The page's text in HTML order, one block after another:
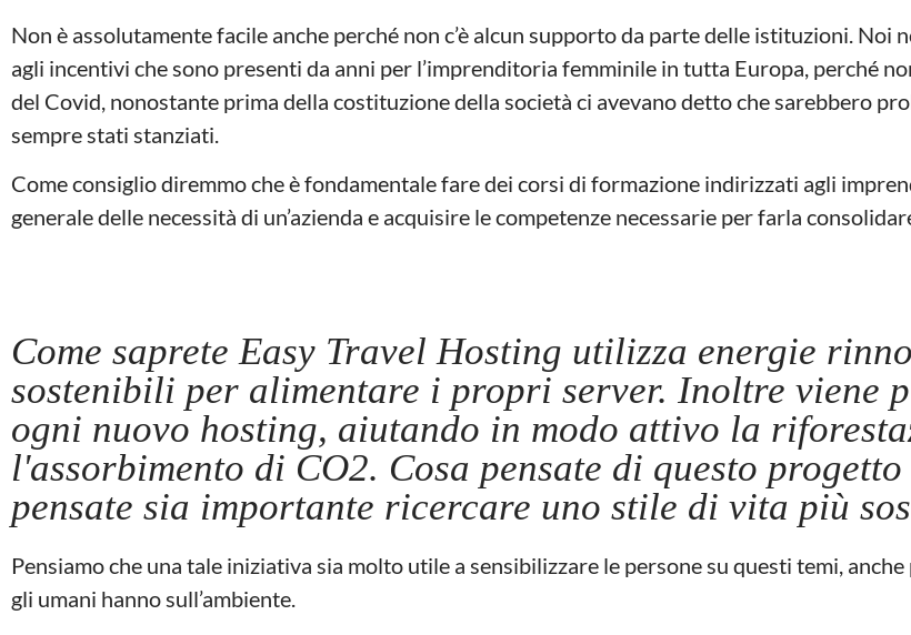
Non è assolutamente facile anche perché non c’è alcun supporto da parte delle istituzioni.
agli incentivi che sono presenti da anni per l’imprenditoria femminile in tutta Europa, perché
del Covid, nonostante prima della costituzione della società ci avevano detto che sarebbero
sempre stati stanziati.
Come consiglio diremmo che è fondamentale fare dei corsi di formazione indirizzati agli
generale delle necessità di un’azienda e acquisire le competenze necessarie per farla
Come saprete Easy Travel Hosting utilizza energie
sostenibili per alimentare i propri server. Inoltre viene
ogni nuovo hosting, aiutando in modo attivo la
l'assorbimento di CO2. Cosa pensate di questo
pensate sia importante ricercare uno stile di vita più
Pensiamo che una tale iniziativa sia molto utile a sensibilizzare le persone su questi temi, anche
gli umani hanno sull’ambiente.